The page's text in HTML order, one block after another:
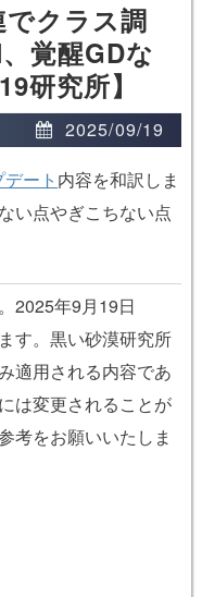
でクラス調
覚醒GDな
研究所】
2025/09/19
ート 内容を和訳しま
い点やぎこちない点
2025年9月19日
す。黒い砂漠研究所
適用される内容であ
は変更されることが
考をお願いいたしま